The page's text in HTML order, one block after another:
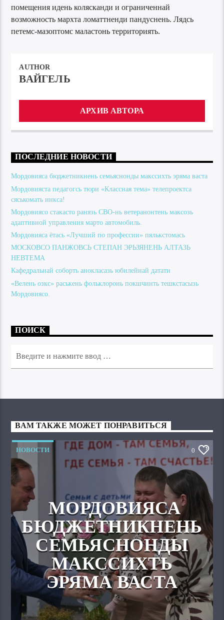
помещения идень колясканди и ограниченнай
возможность мархта ломаттненди пандуснень. Лядсь
петемс-мазоптомс маластонь территориять.
AUTHOR
ВАЙГЕЛЬ
АРХИВ АВТОРА
ПОСЛЕДНИЕ НОВОСТИ
Мордовияса бюджетникнень семьяснонды макссихть эряма васта
Мордовияста педагогсь тюри «Классная тема» телепроектса
сяськомать инкса!
Мордовиясо стакасто ранязь СВО-нь ветеранонтень максозь
адаптивной управления марто автомобиль.
Мордовияса ётась «Лучший по профессии» пялькстомась
МОСКОВСО ПАНЖОВСЬ СТЕПАН ЭРЬЗЯНЕНЬ АЛТАЗЬ
НЕВТЕМА
Кафедральнай соборть анокласазь юбилейнай датати
«Велень озкс» раськень фольклоронь покшчинть тешкстасызь
Мордовиясо.
ПОИСК
ВАМ ТАКЖЕ МОЖЕТ ПОНРАВИТЬСЯ
НОВОСТИ 0
МОРДОВИЯСА
БЮДЖЕТНИКНЕНЬ
СЕМЬЯСНОНДЫ
МАКССИХТЬ
ЭРЯМА ВАСТА